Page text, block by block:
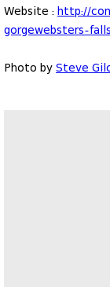
Website :http://
gorgewebsters-
Photo bySteve